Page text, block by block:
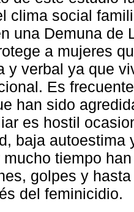
clima social
una Demuna de
a mujeres
y verbal ya que
Es
han sido
es hostil
baja autoestima
tiempo
golpes y
del feminicidio.